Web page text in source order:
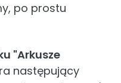
po prostu
"Arkusze
następujący